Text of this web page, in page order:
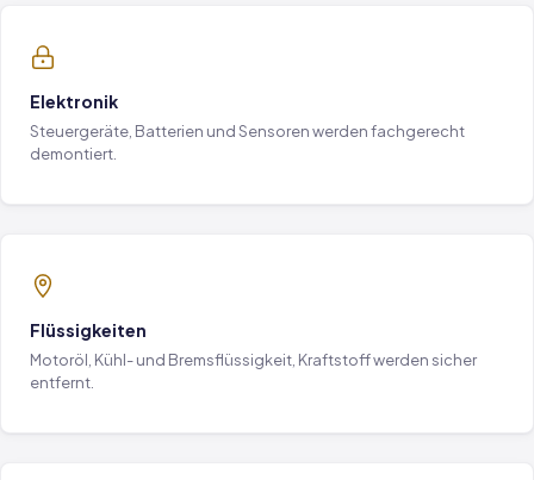
Elektronik
Steuergeräte, Batterien und Sensoren werden fachgerecht
demontiert.
Flüssigkeiten
Motoröl, Kühl- und Bremsflüssigkeit, Kraftstoff werden sicher
entfernt.